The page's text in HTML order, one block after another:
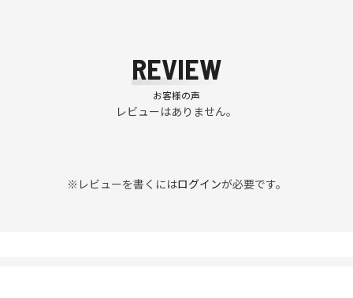
REVIEW
お客様の声
レビューはありません。
※レビューを書くにはログインが必要です。